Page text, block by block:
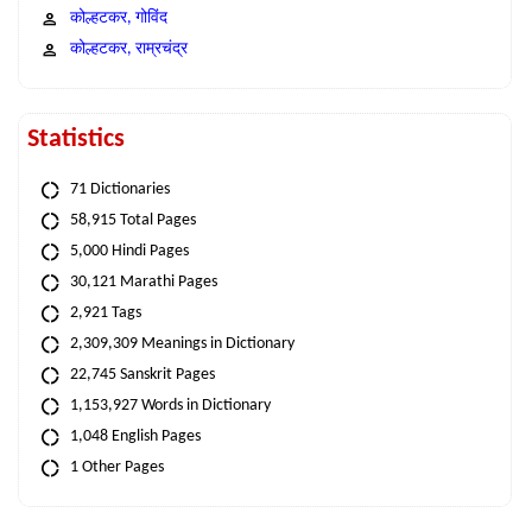
कोल्हटकर, गोविंद
कोल्हटकर, राम्रचंद्र
Statistics
71 Dictionaries
58,915 Total Pages
5,000 Hindi Pages
30,121 Marathi Pages
2,921 Tags
2,309,309 Meanings in Dictionary
22,745 Sanskrit Pages
1,153,927 Words in Dictionary
1,048 English Pages
1 Other Pages